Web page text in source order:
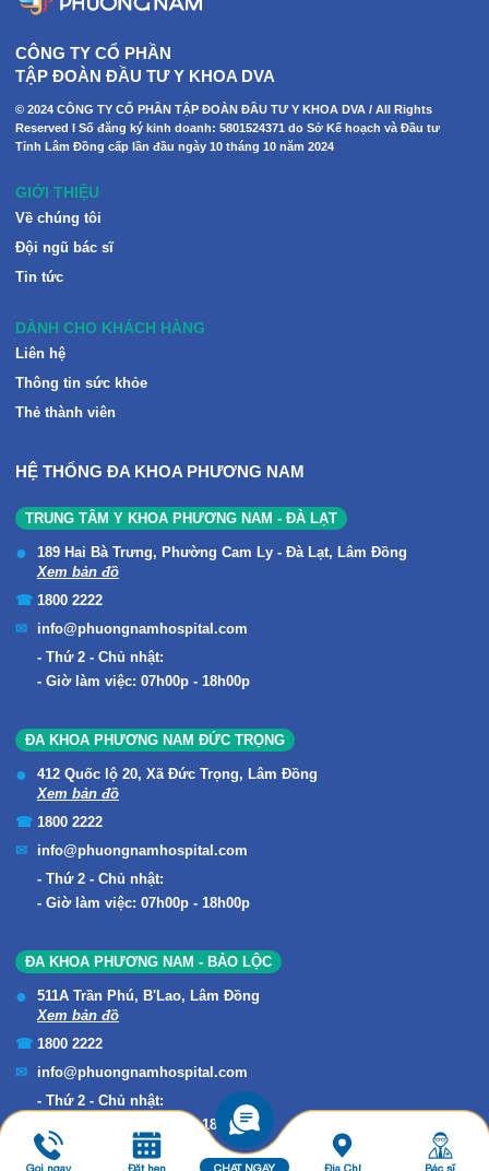
CÔNG TY CỔ PHẦN
TẬP ĐOÀN ĐẦU TƯ Y KHOA DVA
© 2024 CÔNG TY CỔ PHẦN TẬP ĐOÀN ĐẦU TƯ Y KHOA DVA / All Rights
Reserved I Số đăng ký kinh doanh: 5801524371 do Sở Kế hoạch và Đầu tư
Tỉnh Lâm Đồng cấp lần đầu ngày 10 tháng 10 năm 2024
GIỚI THIỆU
Về chúng tôi
Đội ngũ bác sĩ
Tin tức
DÀNH CHO KHÁCH HÀNG
Liên hệ
Thông tin sức khỏe
Thẻ thành viên
HỆ THỐNG ĐA KHOA PHƯƠNG NAM
TRUNG TÂM Y KHOA PHƯƠNG NAM - ĐÀ LẠT
189 Hai Bà Trưng, Phường Cam Ly - Đà Lạt, Lâm Đồng
Xem bản đồ
1800 2222
info@phuongnamhospital.com
Thứ 2 - Chủ nhật:
Giờ làm việc: 07h00p - 18h00p
ĐA KHOA PHƯƠNG NAM ĐỨC TRỌNG
412 Quốc lộ 20, Xã Đức Trọng, Lâm Đồng
Xem bản đồ
1800 2222
info@phuongnamhospital.com
Thứ 2 - Chủ nhật:
Giờ làm việc: 07h00p - 18h00p
ĐA KHOA PHƯƠNG NAM - BẢO LỘC
511A Trần Phú, B'Lao, Lâm Đồng
Xem bản đồ
1800 2222
info@phuongnamhospital.com
Thứ 2 - Chủ nhật:
Giờ làm việc: 07h00p - 18h00p
Gọi ngay Đặt hẹn CHAT NGAY Địa Chỉ Bác sĩ